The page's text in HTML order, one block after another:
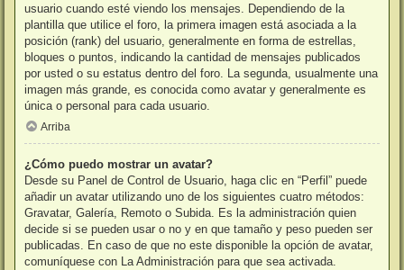
usuario cuando esté viendo los mensajes. Dependiendo de la
plantilla que utilice el foro, la primera imagen está asociada a la
posición (rank) del usuario, generalmente en forma de estrellas,
bloques o puntos, indicando la cantidad de mensajes publicados
por usted o su estatus dentro del foro. La segunda, usualmente una
imagen más grande, es conocida como avatar y generalmente es
única o personal para cada usuario.
Arriba
¿Cómo puedo mostrar un avatar?
Desde su Panel de Control de Usuario, haga clic en “Perfil” puede
añadir un avatar utilizando uno de los siguientes cuatro métodos:
Gravatar, Galería, Remoto o Subida. Es la administración quien
decide si se pueden usar o no y en que tamaño y peso pueden ser
publicadas. En caso de que no este disponible la opción de avatar,
comuníquese con La Administración para que sea activada.